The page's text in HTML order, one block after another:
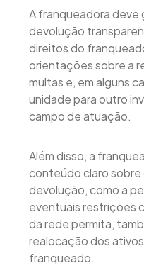
A franqueadora deve
devolução
direitos do
orientações sobre a
multas e, em alguns
unidade para outro
campo de atuação.
Além disso, a
conteúdo claro sobre
devolução, como a
eventuais restrições
da rede permita,
realocação dos
franqueado.